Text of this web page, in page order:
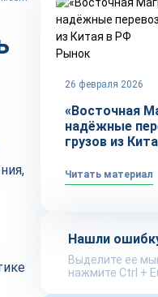
Рынок
26 февраля 2026
«Восточная
надёжные
грузов из
Читать материал
Нашли
Выделите ее
нажмите Ctrl +